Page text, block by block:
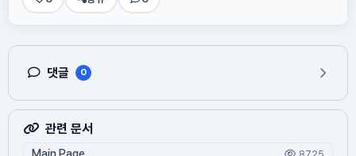
댓글 0
관련 문서